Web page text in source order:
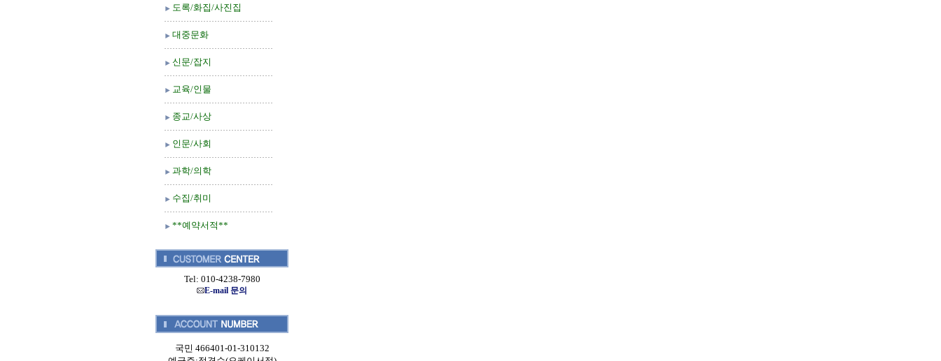
도록/화집/사진집
대중문화
신문/잡지
교육/인물
종교/사상
인문/사회
과학/의학
수집/취미
**예약서적**
Tel: 010-4238-7980
E-mail 문의
국민 466401-01-310132